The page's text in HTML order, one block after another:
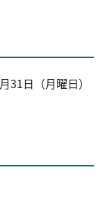
日（月曜日）